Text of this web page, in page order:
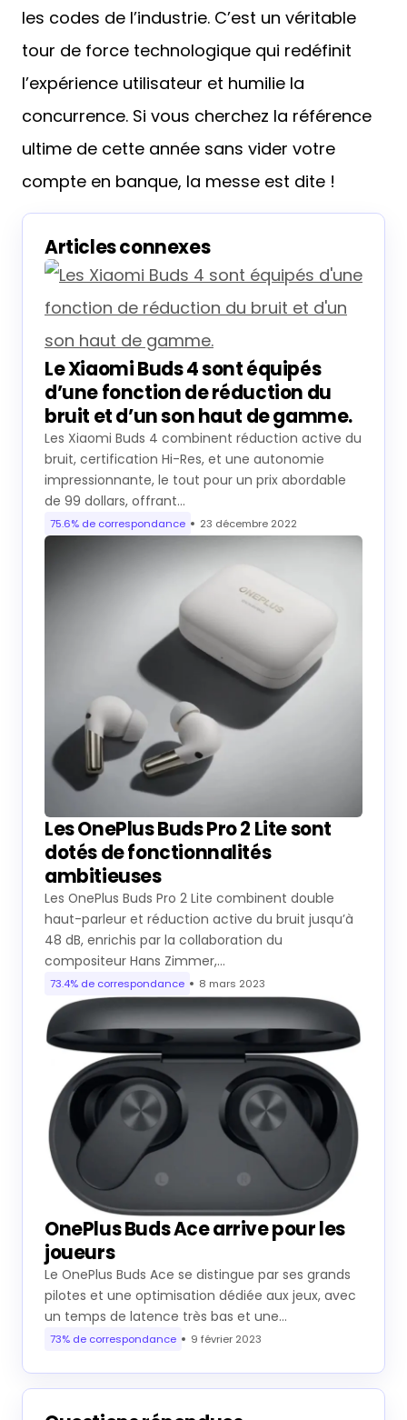
les codes de l’industrie. C’est un véritable
tour de force technologique qui redéfinit
l’expérience utilisateur et humilie la
concurrence. Si vous cherchez la référence
ultime de cette année sans vider votre
compte en banque, la messe est dite !
Articles connexes
Le Xiaomi Buds 4 sont équipés
d’une fonction de réduction du
bruit et d’un son haut de gamme.
Les Xiaomi Buds 4 combinent réduction active du
bruit, certification Hi-Res, et une autonomie
impressionnante, le tout pour un prix abordable
de 99 dollars, offrant…
75.6% de correspondance 23 décembre 2022
Les OnePlus Buds Pro 2 Lite sont
dotés de fonctionnalités
ambitieuses
Les OnePlus Buds Pro 2 Lite combinent double
haut-parleur et réduction active du bruit jusqu’à
48 dB, enrichis par la collaboration du
compositeur Hans Zimmer,…
73.4% de correspondance 8 mars 2023
OnePlus Buds Ace arrive pour les
joueurs
Le OnePlus Buds Ace se distingue par ses grands
pilotes et une optimisation dédiée aux jeux, avec
un temps de latence très bas et une…
73% de correspondance 9 février 2023